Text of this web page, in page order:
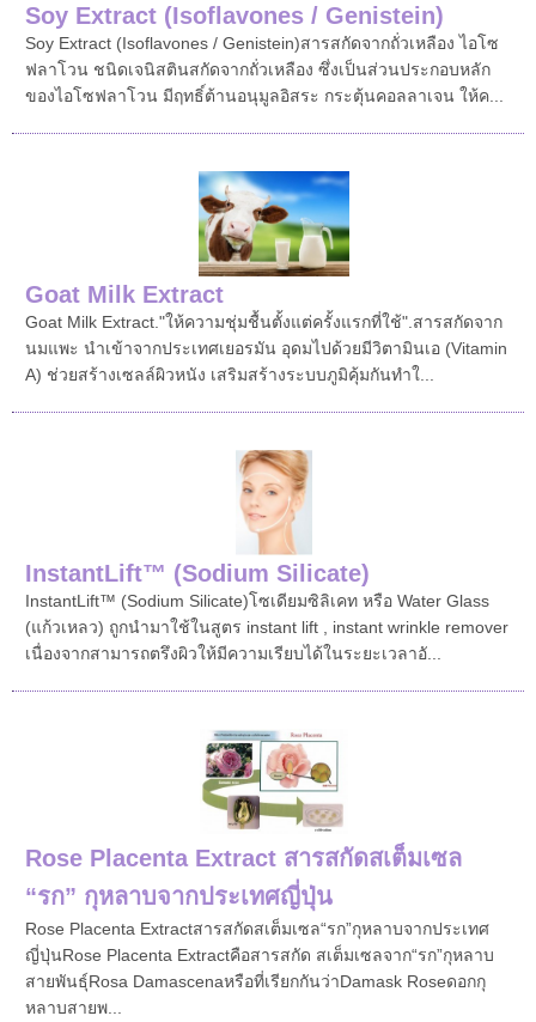
Soy Extract (Isoflavones / Genistein)
Soy Extract (Isoflavones / Genistein)สารสกัดจากถั่วเหลือง ไอโซ
ฟลาโวน ชนิดเจนิสตินสกัดจากถั่วเหลือง ซึ่งเป็นส่วนประกอบหลัก
ของไอโซฟลาโวน มีฤทธิ์ต้านอนุมูลอิสระ กระตุ้นคอลลาเจน ให้ค...
Goat Milk Extract
Goat Milk Extract."ให้ความชุ่มชื้นตั้งแต่ครั้งแรกที่ใช้".สารสกัดจาก
นมแพะ นำเข้าจากประเทศเยอรมัน อุดมไปด้วยมีวิตามินเอ (Vitamin
A) ช่วยสร้างเซลล์ผิวหนัง เสริมสร้างระบบภูมิคุ้มกันทำใ...
InstantLift™ (Sodium Silicate)
InstantLift™ (Sodium Silicate)โซเดียมซิลิเคท หรือ Water Glass
(แก้วเหลว) ถูกนำมาใช้ในสูตร instant lift , instant wrinkle remover
เนื่องจากสามารถตรึงผิวให้มีความเรียบได้ในระยะเวลาอั...
Rose Placenta Extract สารสกัดสเต็มเซล
“รก” กุหลาบจากประเทศญี่ปุ่น
Rose Placenta Extractสารสกัดสเต็มเซล“รก”กุหลาบจากประเทศ
ญี่ปุ่นRose Placenta Extractคือสารสกัด สเต็มเซลจาก“รก”กุหลาบ
สายพันธุ์Rosa Damascenaหรือที่เรียกกันว่าDamask Roseดอกกุ
หลาบสายพ...